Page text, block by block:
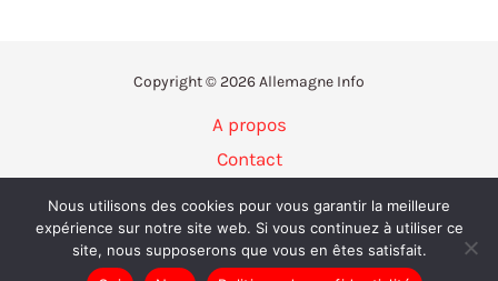
Copyright © 2026 Allemagne Info
A propos
Contact
Mentions légales
Plan du site
Nous utilisons des cookies pour vous garantir la meilleure
expérience sur notre site web. Si vous continuez à utiliser ce
site, nous supposerons que vous en êtes satisfait.